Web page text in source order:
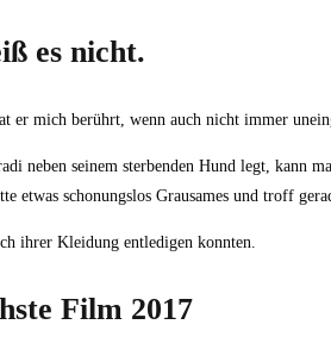
es nicht.
mich berührt, wenn auch nicht immer
neben seinem sterbenden Hund legt, kann
etwas schonungslos Grausames und troff
ihrer Kleidung entledigen konnten.
Film 2017